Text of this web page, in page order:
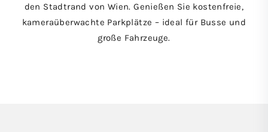
den Stadtrand von Wien. Genießen Sie kostenfreie,
kameraüberwachte Parkplätze – ideal für Busse und
große Fahrzeuge.